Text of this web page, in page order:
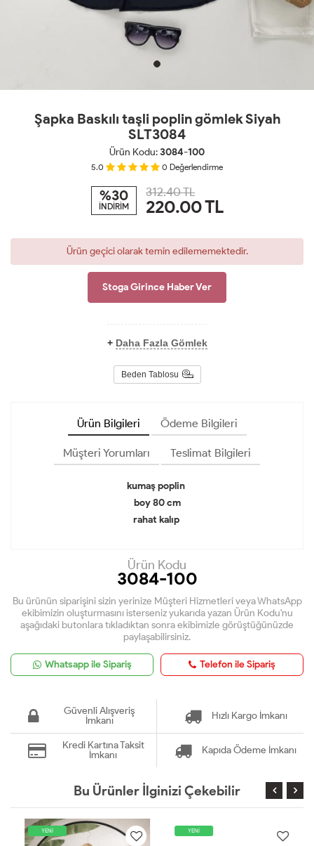
Şapka Baskılı taşli poplin gömlek Siyah
SLT3084
Ürün Kodu:3084-100
5.0 0 Değerlendirme
%30
İNDİRİM
312.40 TL
220.00TL
Ürün geçici olarak temin edilememektedir.
Stoga Girince Haber Ver
+ Daha Fazla Gömlek
Beden Tablosu
Ürün Bilgileri Ödeme Bilgileri
Müşteri Yorumları Teslimat Bilgileri
kumaş poplin
boy 80 cm
rahat kalıp
Ürün Kodu
3084-100
Bu ürünün siparişini sizin yerinize Müşteri Hizmetleri veya WhatsApp
ekibimizin oluşturmasını isterseniz yukarıda yazan Ürün Kodu'nu
aşağıdaki butonlara tıkladıktan sonra ekibimizle görüştüğünüzde
paylaşabilirsiniz.
Whatsapp ile Sipariş Telefon ile Sipariş
Güvenli Alışveriş
İmkanı
Hızlı Kargo İmkanı
Kredi Kartına Taksit
İmkanı
Kapıda Ödeme İmkanı
Bu Ürünler İlginizi Çekebilir
YENİ YENİ